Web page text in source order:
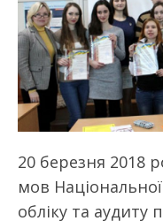
20 березня 2018
мов
обліку та аудиту